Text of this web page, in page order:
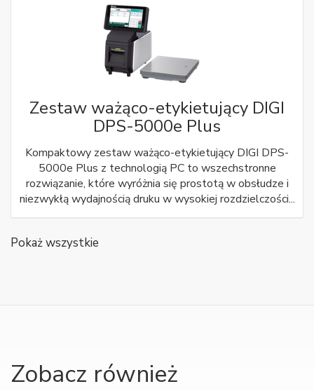
Zestaw ważąco-etykietujący DIGI
DPS-5000e Plus
Kompaktowy zestaw ważąco-etykietujący DIGI DPS-
5000e Plus z technologią PC to wszechstronne
rozwiązanie, które wyróżnia się prostotą w obsłudze i
niezwykłą wydajnością druku w wysokiej rozdzielczości...
Pokaż wszystkie
Zobacz również